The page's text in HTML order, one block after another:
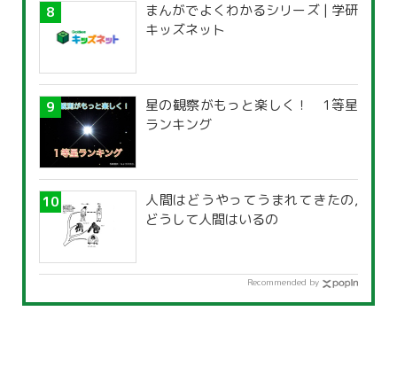
まんがでよくわかるシリーズ | 学研
キッズネット
星の観察がもっと楽しく！ 1等星
ランキング
人間はどうやってうまれてきたの,
どうして人間はいるの
Recommended by